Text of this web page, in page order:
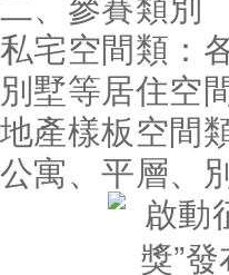
私宅空間類：
別墅等居住空
地產樣板空間
公寓、平層、